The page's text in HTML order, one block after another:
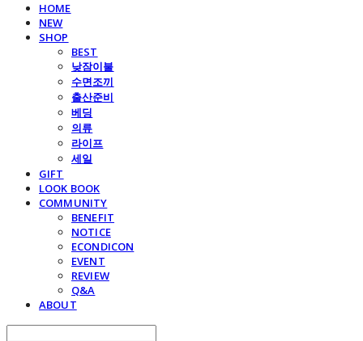
HOME
NEW
SHOP
BEST
낮잠이불
수면조끼
출산준비
베딩
의류
라이프
세일
GIFT
LOOK BOOK
COMMUNITY
BENEFIT
NOTICE
ECONDICON
EVENT
REVIEW
Q&A
ABOUT